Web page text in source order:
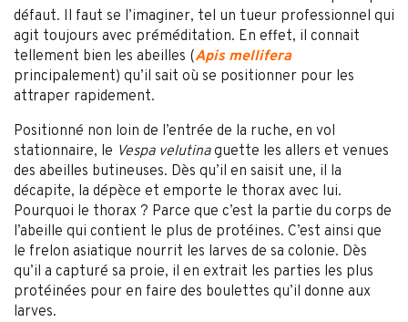
défaut. Il faut se l’imaginer, tel un tueur professionnel qui
agit toujours avec préméditation. En effet, il connait
tellement bien les abeilles (Apis mellifera
principalement) qu’il sait où se positionner pour les
attraper rapidement.
Positionné non loin de l’entrée de la ruche, en vol
stationnaire, le Vespa velutinaguette les allers et venues
des abeilles butineuses. Dès qu’il en saisit une, il la
décapite, la dépèce et emporte le thorax avec lui.
Pourquoi le thorax ? Parce que c’est la partie du corps de
l’abeille qui contient le plus de protéines. C’est ainsi que
le frelon asiatique nourrit les larves de sa colonie. Dès
qu’il a capturé sa proie, il en extrait les parties les plus
protéinées pour en faire des boulettes qu’il donne aux
larves.